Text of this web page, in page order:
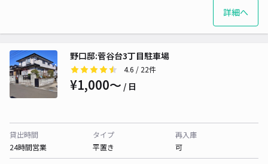
詳細へ
野口邸:菅谷台3丁目駐車場
4.6 / 22件
¥1,000〜 / 日
貸出時間
24時間営業
タイプ
平置き
再入庫
可